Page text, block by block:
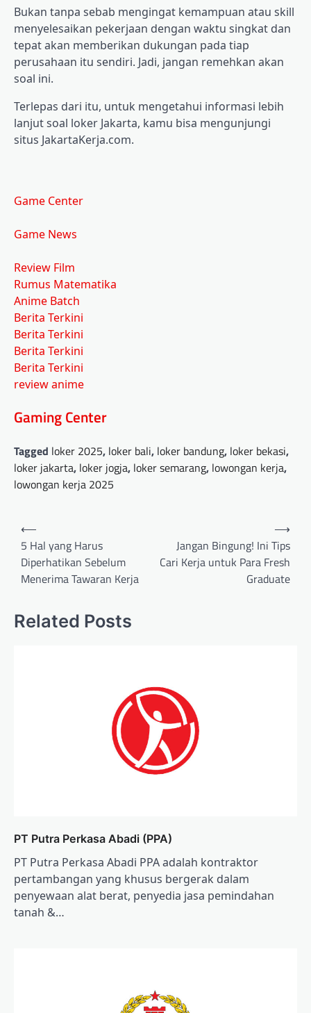
Bukan tanpa sebab mengingat kemampuan atau skill
menyelesaikan pekerjaan dengan waktu singkat dan
tepat akan memberikan dukungan pada tiap
perusahaan itu sendiri. Jadi, jangan remehkan akan
soal ini.
Terlepas dari itu, untuk mengetahui informasi lebih
lanjut soal loker Jakarta, kamu bisa mengunjungi
situs JakartaKerja.com.
Game Center
Game News
Review Film
Rumus Matematika
Anime Batch
Berita Terkini
Berita Terkini
Berita Terkini
Berita Terkini
review anime
Gaming Center
Tagged loker 2025, loker bali, loker bandung, loker bekasi,
loker jakarta, loker jogja, loker semarang, lowongan kerja,
lowongan kerja 2025
Post
navigation
⟵
5 Hal yang Harus
Diperhatikan Sebelum
Menerima Tawaran Kerja
Jangan Bingung! Ini Tips
Cari Kerja untuk Para Fresh
Graduate
⟶
Related Posts
PT Putra Perkasa Abadi (PPA)
PT Putra Perkasa Abadi PPA adalah kontraktor
pertambangan yang khusus bergerak dalam
penyewaan alat berat, penyedia jasa pemindahan
tanah &…